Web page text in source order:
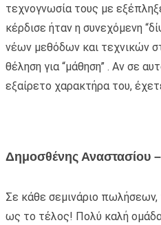
τεχνογνωσία τους με
κέρδισε ήταν η συνεχόμενη
νέων μεθόδων και τεχνικών
θέληση για “μάθηση” . Αν σε
εξαίρετο χαρακτήρα του,
Δημοσθένης Αναστασίου
Σε κάθε σεμινάριο
ως το τέλος! Πολύ καλή